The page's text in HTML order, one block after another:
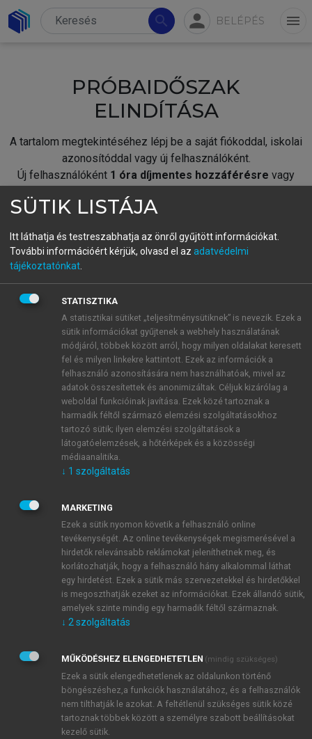
search person BELÉPÉS menu
PRÓBAIDŐSZAK
ELINDÍTÁSA
A tartalom megtekintéséhez lépj be a saját fiókoddal, iskolai
azonosítóddal vagy új felhasználóként.
Új felhasználóként 1 óra díjmentes hozzáférésre vagy
fiókoddal,vagy hozz létre új fiókot.
A regisztráció után apróbaidőszakautomatikusan
BELÉPÉS SAJÁT FIÓKKAL
ÚJ FIÓK LÉTREHOZÁSA
1 óra díjmentes hozzáférés
E-MAIL-CÍM
JELSZÓ
JELSZÓ ÚJRA
Kérek értesítést a MeRSZ újdonságairól, akcióiról.
Kérek értesítést az Akadémiai Kiadó Zrt. újdonságairól,
Adatkezelési tájékoztatóbanfoglaltakat tudomásul
veszem és elfogadom.
Általános vásárlási feltételeket, valamint a szotar.netés a
mersz.huoldalak licencszerződéseiben foglaltakat
tudomásul veszem és elfogadom.
SÜTIK LISTÁJA
Itt láthatja és testreszabhatja az önről gyűjtött információkat.
További információért kérjük, olvasd el az adatvédelmi
tájékoztatónkat
STATISZTIKA
A statisztikai sütiket „teljesítménysütiknek” is nevezik. Ezek a
sütik információkat gyűjtenek a webhely használatának
módjáról, többek között arról, hogy milyen oldalakat keresett
fel és milyen linkekre kattintott. Ezek az információk a
felhasználó azonosítására nem használhatóak, mivel az
adatok összesítettek és anonimizáltak. Céljuk kizárólag a
weboldal funkcióinak javítása. Ezek közé tartoznak a
harmadik féltől származó elemzési szolgáltatásokhoz
tartozó sütik; ilyen elemzési szolgáltatások a
látogatóelemzések, a hőtérképek és a közösségi
médiaanalitika.
↓ 1 szolgáltatás
MARKETING
Ezek a sütik nyomon követik a felhasználó online
tevékenységét. Az online tevékenységek megismerésével a
hirdetők relevánsabb reklámokat jeleníthetnek meg, és
korlátozhatják, hogy a felhasználó hány alkalommal láthat
egy hirdetést. Ezek a sütik más szervezetekkel és hirdetőkkel
is megoszthatják ezeket az információkat. Ezek állandó sütik,
amelyek szinte mindig egy harmadik féltől származnak.
↓ 2 szolgáltatás
MŰKÖDÉSHEZ ELENGEDHETETLEN (mindig szükséges)
Ezek a sütik elengedhetetlenek az oldalunkon történő
böngészéshez,a funkciók használatához, és a felhasználók
nem tilthatják le azokat. A feltétlenül szükséges sütik közé
tartoznak többek között a személyre szabott beállításokat
kezelő sütik.